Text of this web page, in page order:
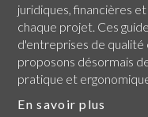
juridiques, financières
chaque projet. Ces
d'entreprises de qualité
proposons désormais
pratique et
En savoir plus